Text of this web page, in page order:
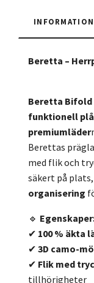
INFORMATION
Beretta –
Beretta Bifold
funktionell
premiumläder
Berettas
med flik och
säkert på
organisering
🔹
✔ 100 % äkta
✔ 3D camo-
✔ Flik med
tillhörigheter